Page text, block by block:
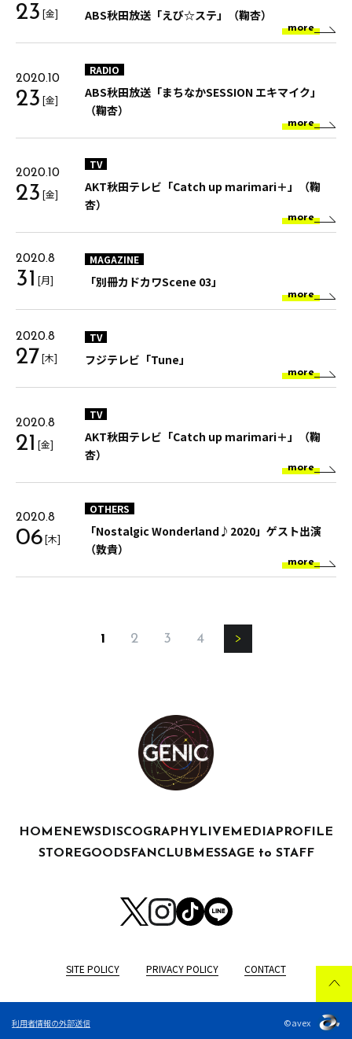
23 [金] ABS秋田放送「えび☆ステ」（鞠杏）
more
2020.10
23 [金]
RADIO
ABS秋田放送「まちなかSESSION エキマイク」
（鞠杏）
more
2020.10
23 [金]
TV
AKT秋田テレビ「Catch up marimari＋」（鞠
杏）
more
2020.8
31 [月]
MAGAZINE
「別冊カドカワScene 03」
more
2020.8
27[木]
TV
フジテレビ「Tune」
more
2020.8
21 [金]
TV
AKT秋田テレビ「Catch up marimari＋」（鞠
杏）
more
2020.8
06[木]
OTHERS
「Nostalgic Wonderland♪2020」ゲスト出演
（敦貴）
more
1 2 3 4
HOME NEWS DISCOGRAPHY LIVE MEDIA PROFILE
STOREGOODSFANCLUB MESSAGE to STAFF
SITE POLICY PRIVACY POLICY CONTACT
利用者情報の外部送信 ©avex